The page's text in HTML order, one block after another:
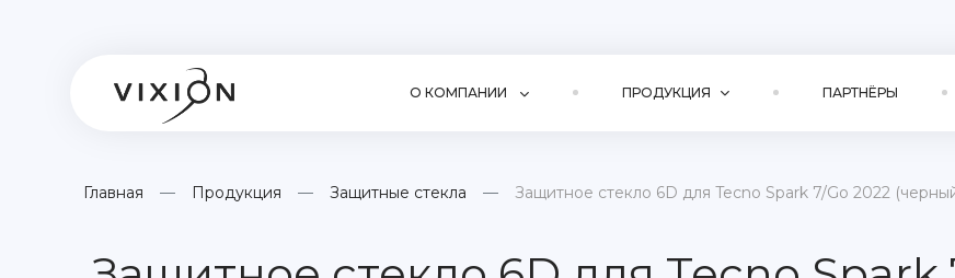
О КОМПАНИИ ПРОДУКЦИЯ ПАРТНЁРЫ
Главная Продукция Защитные стекла Защитное стекло 6D для Tecno Spark 7/Go 2022